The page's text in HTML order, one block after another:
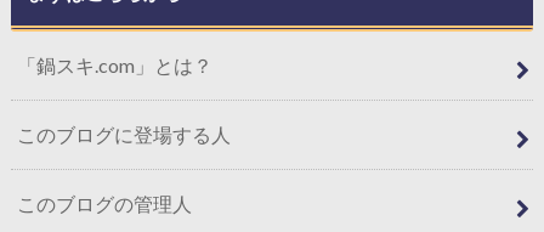
「鍋スキ.com」とは？
このブログに登場する人
このブログの管理人